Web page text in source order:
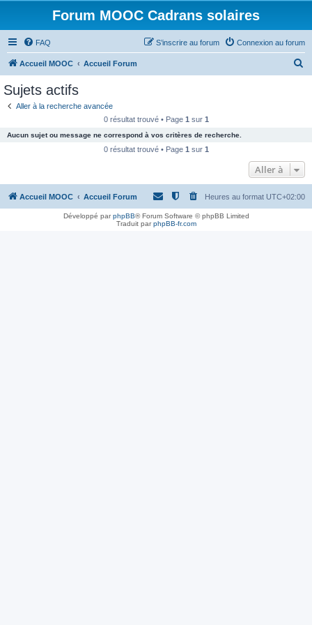
Forum MOOC Cadrans solaires
FAQ Connexion au forum
S’inscrire au forum
Accueil MOOC Accueil Forum
c
e
Sujets actifs
Aller à la recherche avancée
0 résultat trouvé • Page 1 sur 1
Aucun sujet ou message ne correspond à vos critères de recherche.
0 résultat trouvé • Page 1 sur 1
Aller à
Accueil MOOC Accueil Forum Heures au format UTC+02:00
Développé parphpBB® Forum Software © phpBB Limited
Traduit parphpBB-fr.com